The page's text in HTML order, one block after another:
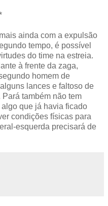
ainda com a expulsão
tempo, é possível
do time na estreia.
à frente da zaga,
homem de
lances e faltoso de
também não tem
que já havia ficado
condições físicas para
esquerda precisará de